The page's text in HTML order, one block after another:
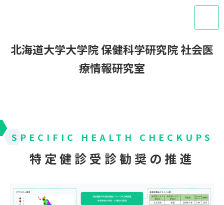
北海道大学大学院 保健科学研究院 社会医
療情報研究室
SPECIFIC HEALTH CHECKUPS
特定健診受診勧奨の推進